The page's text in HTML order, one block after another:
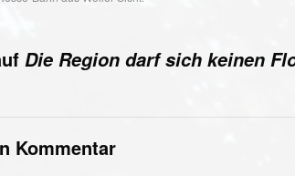
Die Region darf sich keinen
Kommentar